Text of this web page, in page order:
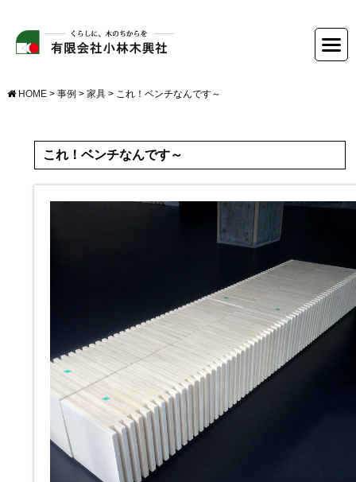
HOME> 事例 > 家具> これ！ベンチなんです～
これ！ベンチなんです～